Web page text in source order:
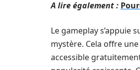
A lire également :
Le gameplay
mystère. Cela offre
accessible